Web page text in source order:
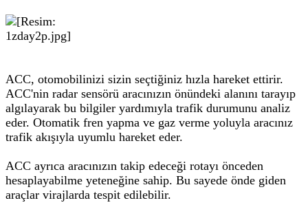
ACC, otomobilinizi sizin seçtiğiniz hızla hareket ettirir.
ACC'nin radar sensörü aracınızın önündeki alanını tarayıp
algılayarak bu bilgiler yardımıyla trafik durumunu analiz
eder. Otomatik fren yapma ve gaz verme yoluyla aracınız
trafik akışıyla uyumlu hareket eder.
ACC ayrıca aracınızın takip edeceği rotayı önceden
hesaplayabilme yeteneğine sahip. Bu sayede önde giden
araçlar virajlarda tespit edilebilir.